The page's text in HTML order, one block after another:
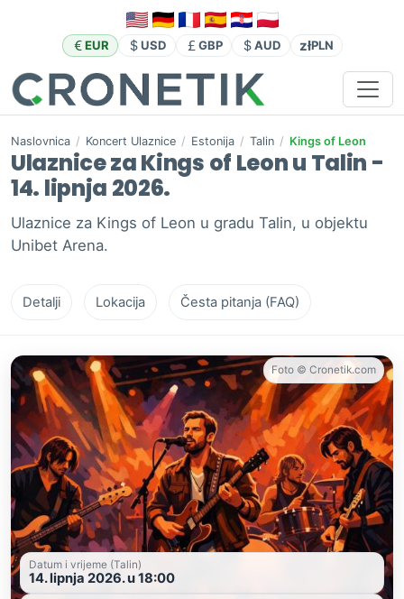
EUR USD GBP AUD złPLN
Naslovnica / Koncert Ulaznice / Estonija / Talin / Kings of Leon
Ulaznice za Kings of Leon u Talin -
14. lipnja 2026.
Ulaznice za Kings of Leon u gradu Talin, u objektu
Unibet Arena.
Detalji Lokacija Česta pitanja (FAQ)
Foto © Cronetik.com
Datum i vrijeme (Talin)
14. lipnja 2026. u 18:00